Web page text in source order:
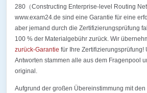
280（Constructing Enterprise-level Routing
www.exam24.de sind eine Garantie für eine
aber jemand durch die Zertifizierungsprüfung
100 % der Materialgebühr zurück. Wir
zurück-Garantie für Ihre Zertifizierungsprüfung!
Antworten stammen alle aus dem Fragenpool
original.
Aufgrund der großen Übereinstimmung mit